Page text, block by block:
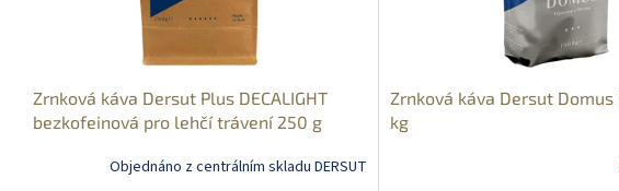
Zrnková káva Dersut Plus DECALIGHT
bezkofeinová pro lehčí trávení 250 g
Objednáno z centrálním skladu DERSUT
Zrnková káva Dersut Domus
kg